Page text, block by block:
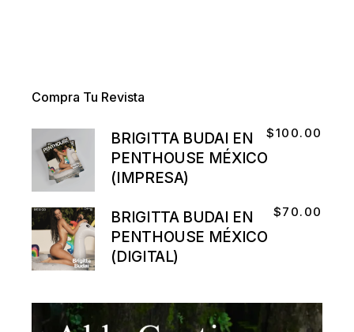
Compra Tu Revista
BRIGITTA BUDAI EN
PENTHOUSE MÉXICO
(IMPRESA)
$100.00
BRIGITTA BUDAI EN
PENTHOUSE MÉXICO
(DIGITAL)
$70.00